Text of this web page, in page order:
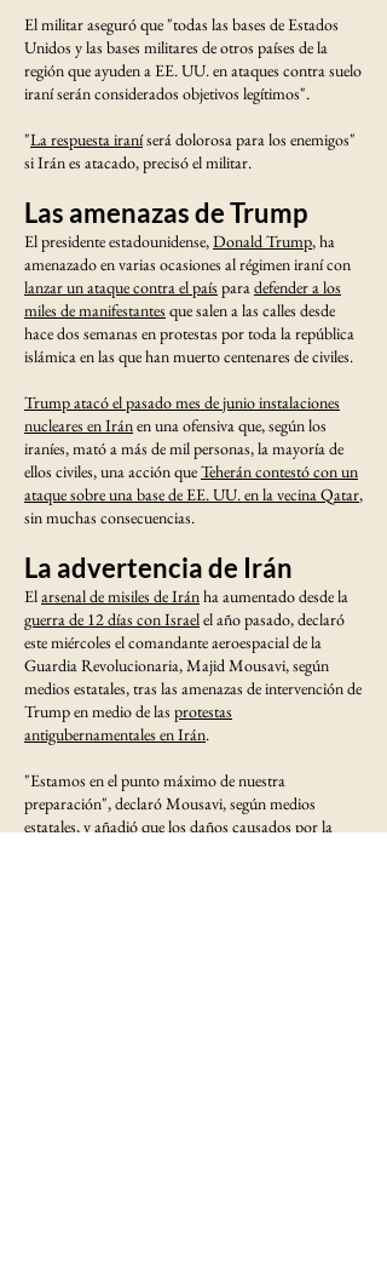
El militar aseguró que "todas las bases de Estados
Unidos y las bases militares de otros países de la
región que ayuden a EE. UU. en ataques contra suelo
iraní serán considerados objetivos legítimos".
"La respuesta iraníserá dolorosa para los enemigos"
si Irán es atacado, precisó el militar.
Las amenazas de Trump
El presidente estadounidense,Donald Trump, ha
amenazado en varias ocasiones al régimen iraní con
lanzar un ataque contra el país paradefender a los
miles de manifestantes que salen a las calles desde
hace dos semanas en protestas por toda la república
islámica en las que han muerto centenares de civiles.
Trump atacó el pasado mes de junio instalaciones
nucleares en Iránen una ofensiva que, según los
iraníes, mató a más de mil personas, la mayoría de
ellos civiles, una acción queTeherán contestó con un
ataque sobre una base de EE. UU. en la vecina Qatar,
sin muchas consecuencias.
La advertencia de Irán
Elarsenal de misiles de Iránha aumentado desde la
guerra de 12 días con Israelel año pasado, declaró
este miércoles el comandante aeroespacial de la
Guardia Revolucionaria, Majid Mousavi, según
medios estatales, tras las amenazas de intervención de
Trump en medio de las protestas
antigubernamentales en Irán.
"Estamos en el punto máximo de nuestra
preparación", declaró Mousavi, según medios
estatales, y añadió quelos daños causados ​​por la